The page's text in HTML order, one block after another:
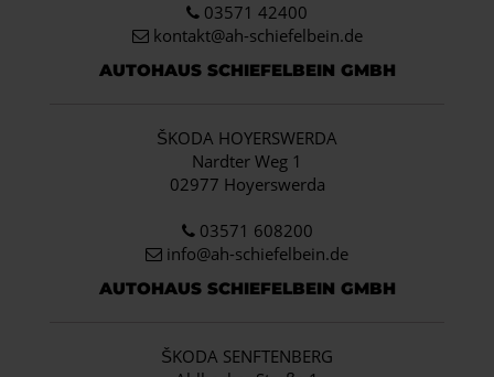
03571 42400
kontakt@ah-schiefelbein.de
AUTOHAUS SCHIEFELBEIN GMBH
ŠKODA HOYERSWERDA
Nardter Weg 1
02977 Hoyerswerda
03571 608200
info@ah-schiefelbein.de
AUTOHAUS SCHIEFELBEIN GMBH
ŠKODA SENFTENBERG